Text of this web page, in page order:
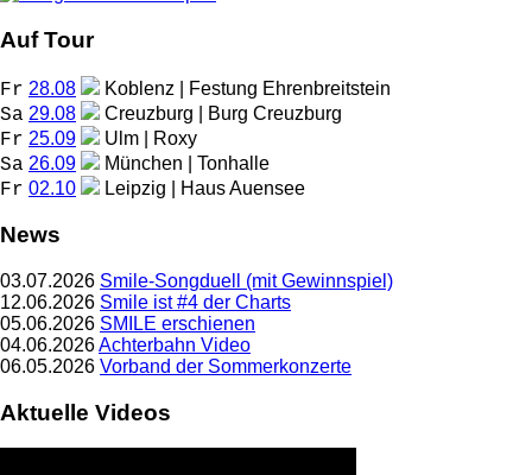
Auf Tour
Fr 28.08 Koblenz | Festung Ehrenbreitstein
Sa 29.08 Creuzburg | Burg Creuzburg
Fr 25.09 Ulm | Roxy
Sa 26.09 München | Tonhalle
Fr 02.10 Leipzig | Haus Auensee
News
03.07.2026 Smile-Songduell (mit Gewinnspiel)
12.06.2026 Smile ist #4 der Charts
05.06.2026 SMILE erschienen
04.06.2026Achterbahn Video
06.05.2026 Vorband der Sommerkonzerte
Aktuelle Videos